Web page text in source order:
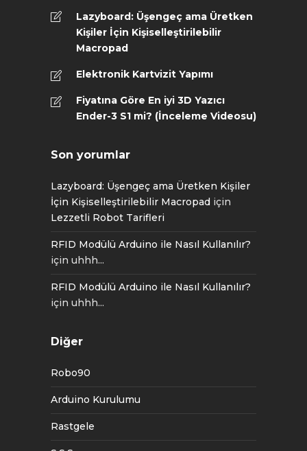
Lazyboard: Üşengeç ama Üretken
Kişiler İçin Kişiselleştirilebilir
Macropad
Elektronik Kartvizit Yapımı
Fiyatına Göre En iyi 3D Yazıcı
Ender-3 S1 mi? (İnceleme Videosu)
Son yorumlar
Lazyboard: Üşengeç ama Üretken Kişiler
İçin Kişiselleştirilebilir Macropad için
Lezzetli Robot Tarifleri
RFID Modülü Arduino ile Nasıl Kullanılır?
için uhhh...
RFID Modülü Arduino ile Nasıl Kullanılır?
için uhhh...
Diğer
Robo90
Arduino Kurulumu
Rastgele